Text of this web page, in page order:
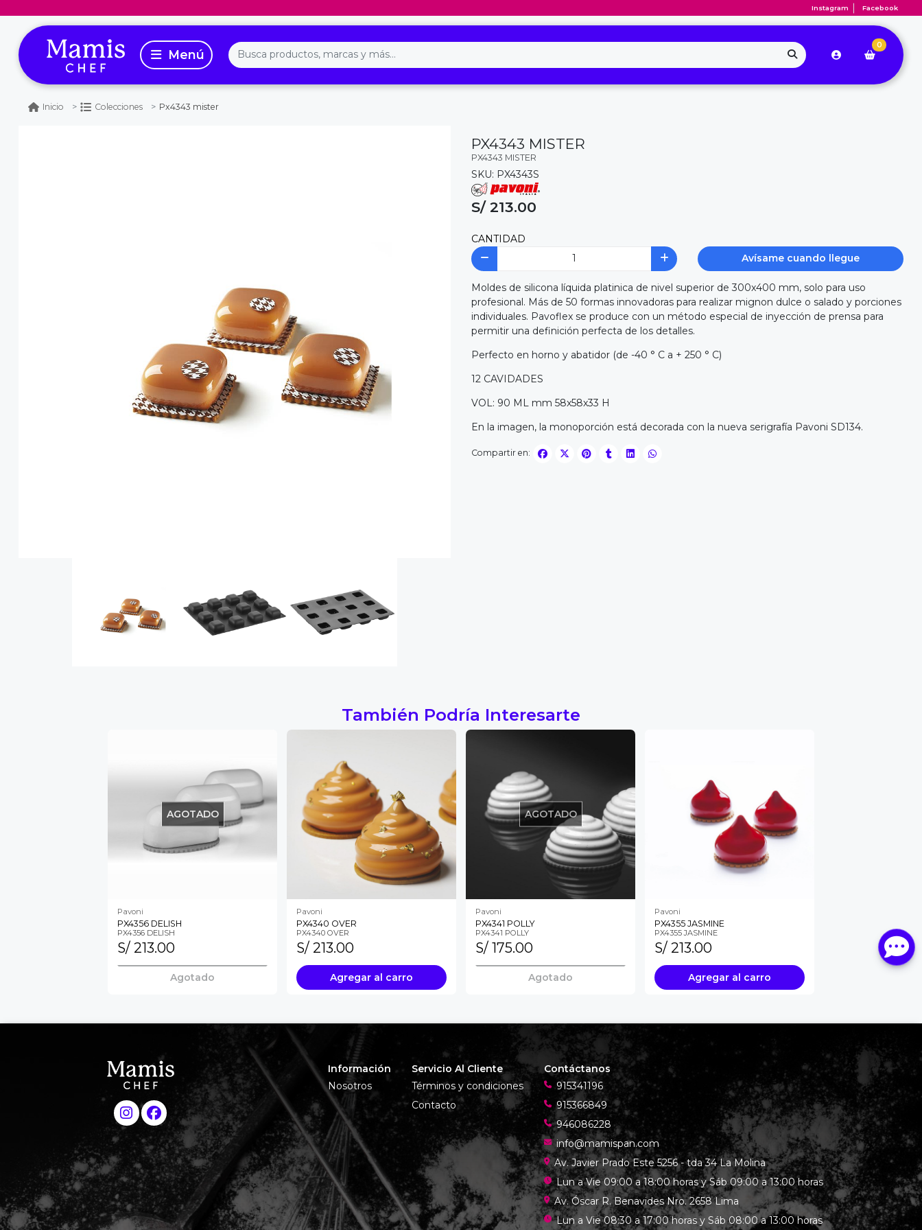
Instagram Facebook
0
Inicio Colecciones Px4343 mister
PX4343 MISTER
PX4343 MISTER
SKU: PX4343S
S/ 213.00
CANTIDAD
Avísame cuando llegue
Moldes de silicona líquida platinica de nivel superior de 300x400 mm, solo para uso
profesional. Más de 50 formas innovadoras para realizar mignon dulce o salado y porciones
individuales. Pavoflex se produce con un método especial de inyección de prensa para
permitir una definición perfecta de los detalles.
Perfecto en horno y abatidor (de -40 ° C a + 250 ° C)
12 CAVIDADES
VOL: 90 ML mm 58x58x33 H
En la imagen, la monoporción está decorada con la nueva serigrafía Pavoni SD134.
Compartir en:
También Podría Interesarte
AGOTADO
Pavoni
PX4356 DELISH
PX4356 DELISH
S/ 213.00
Agotado
Pavoni
PX4340 OVER
PX4340 OVER
S/ 213.00
Agregar al carro
AGOTADO
Pavoni
PX4341 POLLY
PX4341 POLLY
S/ 175.00
Agotado
Pavoni
PX4355 JASMINE
PX4355 JASMINE
S/ 213.00
Agregar al carro
Información
Nosotros
Servicio Al Cliente
Términos y condiciones
Contacto
Contáctanos
915341196
915366849
946086228
info@mamispan.com
Av. Javier Prado Este 5256 - tda 34 La Molina
Lun a Vie 09:00 a 18:00 horas y Sáb 09:00 a 13:00 horas
Av. Óscar R. Benavides Nro. 2658 Lima
Lun a Vie 08:30 a 17:00 horas y Sáb 08:00 a 13:00 horas